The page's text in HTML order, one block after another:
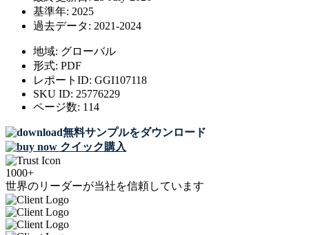
基準年: 2025
過去データ: 2021-2024
地域: グローバル
形式: PDF
レポートID: GGI107118
SKU ID: 25776229
ページ数: 114
無料サンプルをダウンロード
クイック購入
1000+
世界のリーダーが当社を信頼しています